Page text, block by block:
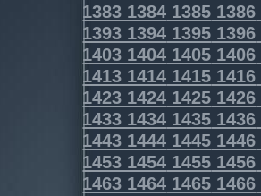
1383 1384 1385 1386
1393 1394 1395 1396
1403 1404 1405 1406
1413 1414 1415 1416
1423 1424 1425 1426
1433 1434 1435 1436
1443 1444 1445 1446
1453 1454 1455 1456
1463 1464 1465 1466